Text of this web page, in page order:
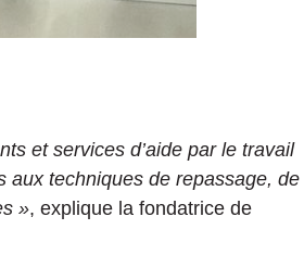
et services d’aide par le travail
aux techniques de repassage, de
», explique la fondatrice de